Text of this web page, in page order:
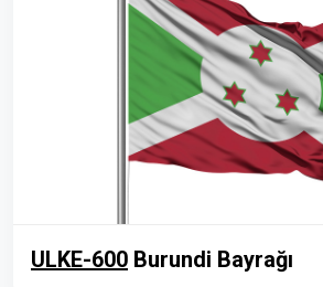
ULKE-600 Burundi Bayrağı